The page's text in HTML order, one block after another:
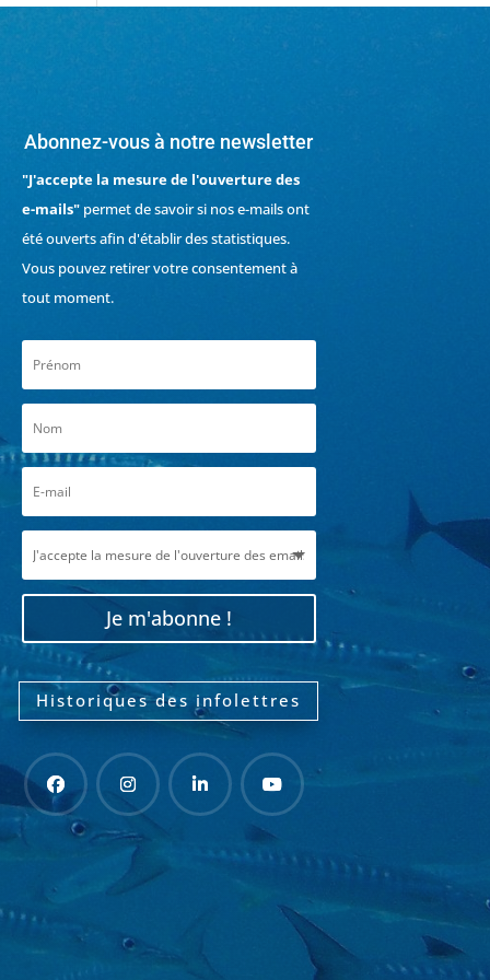
Abonnez-vous à notre newsletter
"J'accepte la mesure de l'ouverture des
e-mails"permet de savoir si nos e-mails ont
été ouverts afin d'établir des statistiques.
Vous pouvez retirer votre consentement à
tout moment.
Je m'abonne !
Historiques des infolettres